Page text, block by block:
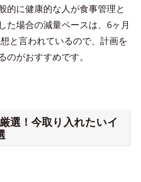
的に健康的な人が食事管理と
た場合の減量ペースは、6ヶ月
と言われているので、計画を
のがおすすめです。
選！今取り入れたいイ